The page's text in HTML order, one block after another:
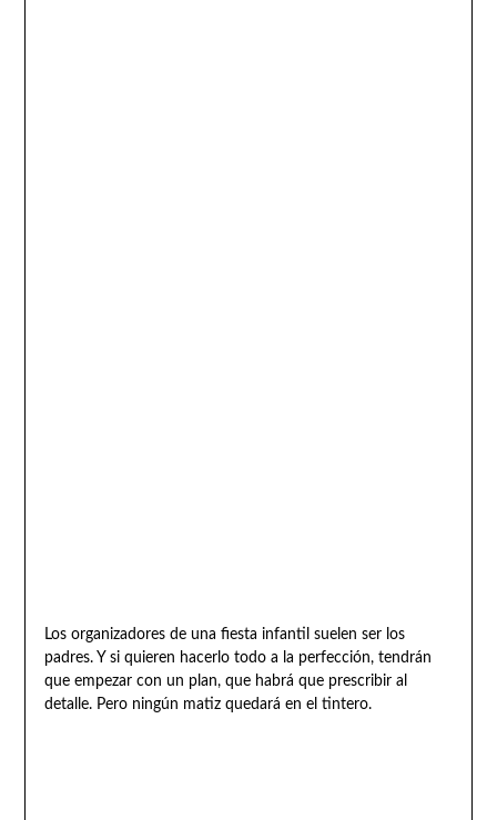
Los organizadores de una fiesta infantil suelen ser los
padres. Y si quieren hacerlo todo a la perfección, tendrán
que empezar con un plan, que habrá que prescribir al
detalle. Pero ningún matiz quedará en el tintero.